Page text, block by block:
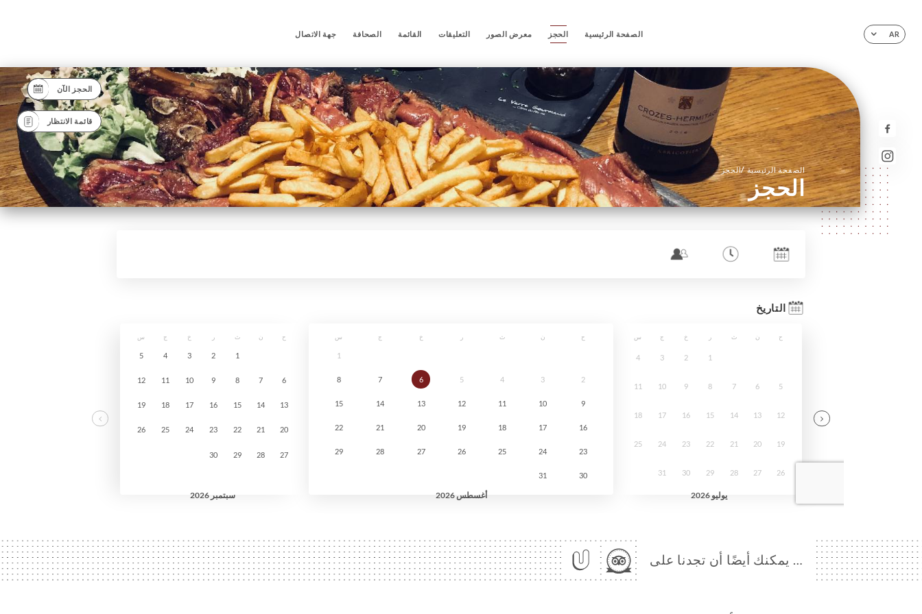
AR الصفحة الرئيسية الحجز معرض الصور التعليقات القائمة الصحافة جهة الاتصال
الحجز الآن
قائمة الانتظار
الصفحة الرئيسية/الحجز
الحجز
… يمكنك أيضًا أن تجدنا على